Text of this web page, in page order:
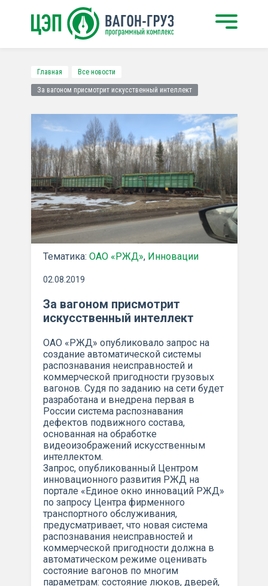
Главная Все новости
За вагоном присмотрит искусственный интеллект
Тематика: ОАО «РЖД», Инновации
02.08.2019
За вагоном присмотрит
искусственный интеллект
ОАО «РЖД» опубликовало запрос на
создание автоматической системы
распознавания неисправностей и
коммерческой пригодности грузовых
вагонов. Судя по заданию на сети будет
разработана и внедрена первая в
России система распознавания
дефектов подвижного состава,
основанная на обработке
видеоизображений искусственным
интеллектом.
Запрос, опубликованный Центром
инновационного развития РЖД на
портале «Единое окно инноваций РЖД»
по запросу Центра фирменного
транспортного обслуживания,
предусматривает, что новая система
распознавания неисправностей и
коммерческой пригодности должна в
автоматическом режиме оценивать
состояние вагонов по многим
параметрам: состояние люков, дверей,